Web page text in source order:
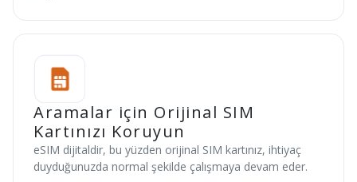
Aramalar için Orijinal SIM
Kartınızı Koruyun
eSIM dijitaldir, bu yüzden orijinal SIM kartınız, ihtiyaç
duyduğunuzda normal şekilde çalışmaya devam eder.